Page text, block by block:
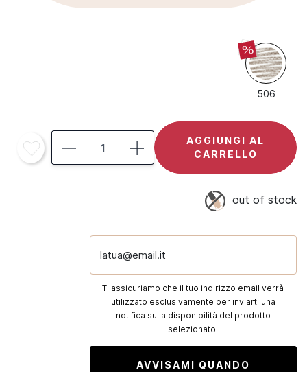
%
506
AGGIUNGI AL
CARRELLO
out of stock
latua@email.it
Ti assicuriamo che il tuo indirizzo email verrà
utilizzato esclusivamente per inviarti una
notifica sulla disponibilità del prodotto
selezionato.
AVVISAMI QUANDO